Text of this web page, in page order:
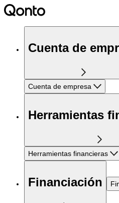
Cuenta de
Cuenta de empresa
Herramientas
Herramientas financieras
Financiación